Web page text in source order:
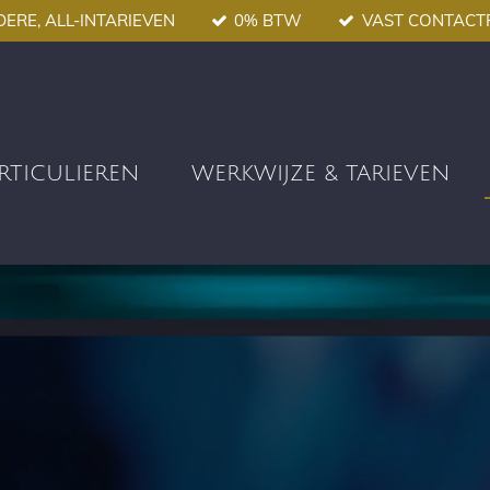
ALL-INTARIEVEN 0% BTW VAST
WERKWIJZE & TARIEVEN